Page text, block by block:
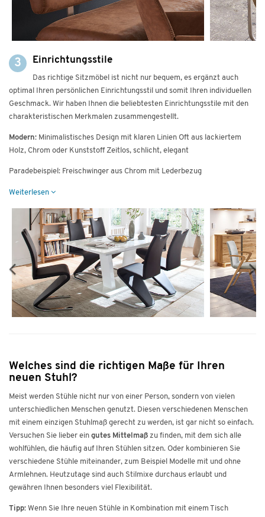
3 Einrichtungsstile
Das richtige Sitzmöbel ist nicht nur bequem, es ergänzt auch
optimal Ihren persönlichen Einrichtungsstil und somit Ihren individuellen
Geschmack. Wir haben Ihnen die beliebtesten Einrichtungsstile mit den
charakteristischen Merkmalen zusammengestellt.
Modern: Minimalistisches Design mit klaren Linien Oft aus lackiertem
Holz, Chrom oder Kunststoff Zeitlos, schlicht, elegant
Paradebeispiel: Freischwinger aus Chrom mit Lederbezug
Weiterlesen
Welches sind die richtigen Maße für Ihren
neuen Stuhl?
Meist werden Stühle nicht nur von einer Person, sondern von vielen
unterschiedlichen Menschen genutzt. Diesen verschiedenen Menschen
mit einem einzigen Stuhlmaß gerecht zu werden, ist gar nicht so einfach.
Versuchen Sie lieber ein gutes Mittelmaß zu finden, mit dem sich alle
wohlfühlen, die häufig auf Ihren Stühlen sitzen. Oder kombinieren Sie
verschiedene Stühle miteinander, zum Beispiel Modelle mit und ohne
Armlehnen. Heutzutage sind auch Stilmixe durchaus erlaubt und
gewähren Ihnen besonders viel Flexibilität.
Tipp: Wenn Sie Ihre neuen Stühle in Kombination mit einem Tisch